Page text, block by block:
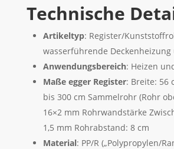
Technische
Artikeltyp: Register/
wasserführende
Anwendungsbereich: Heizen
Maße egger Register: Breite: 56
bis 300 cm Sammelrohr (Rohr
16×2 mm Rohrwandstärke
1,5 mm Rohrabstand: 8 cm
Material: PP/R („Polypropylen/